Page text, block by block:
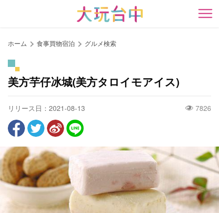
る
開
ホーム 食事買物宿泊 グルメ検索
美方芋仔冰城(美方タロイモアイス)
リリース日：2021-08-13 7826